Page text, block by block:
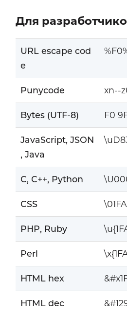
Для
URL escape cod
e
Punycode xn--
Bytes (UTF-8) F0
JavaScript, JSON
, Java
C, C++, Python
CSS
PHP, Ruby
Perl
HTML hex
HTML dec